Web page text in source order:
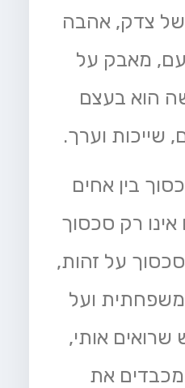
צדק, אהבה
מאבק על
הוא בעצם
שייכות וערך.
בין אחים
רק סכסוך
על זהות,
משפחתית ועל
שרואים אותי,
את